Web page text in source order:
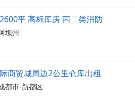
平 高标库房 丙二类消防
坝州
商贸城周边2公里仓库出租
都市-新都区